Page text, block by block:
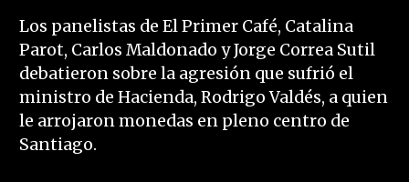
Los panelistas de El Primer Café, Catalina
Parot, Carlos Maldonado y Jorge Correa Sutil
debatieron sobre la agresión que sufrió el
ministro de Hacienda, Rodrigo Valdés, a quien
le arrojaron monedas en pleno centro de
Santiago.